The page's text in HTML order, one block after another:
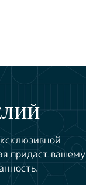
придаст вашему